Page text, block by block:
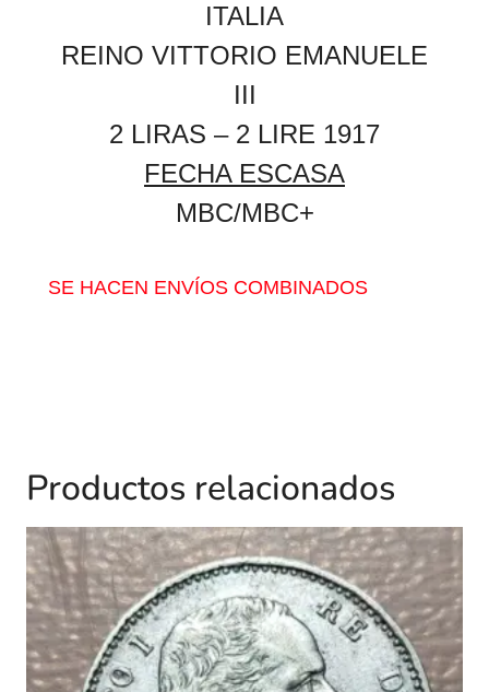
ITALIA
REINO VITTORIO EMANUELE
III
2 LIRAS – 2 LIRE 1917
FECHA ESCASA
MBC/MBC+
SE HACEN ENVÍOS COMBINADOS
Productos relacionados